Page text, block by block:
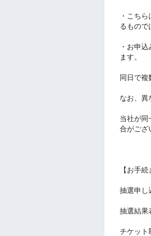
・こち
るもので
・お申
ます。
同日で複
なお、異
当社が同
合がござ
【お手続
抽選申
抽選結
チケッ